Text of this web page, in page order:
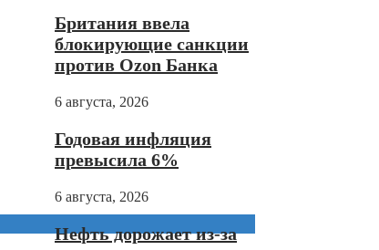
Британия ввела
блокирующие санкции
против Ozon Банка
6 августа, 2026
Годовая инфляция
превысила 6%
6 августа, 2026
Нефть дорожает из-за